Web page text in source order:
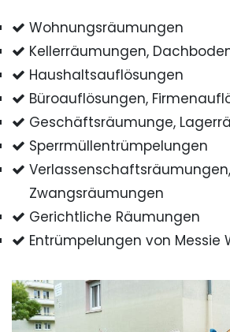
Wohnungsräumungen
Kellerräumungen,
Haushaltsauflösungen
Büroauflösungen,
Geschäftsräumunge,
Sperrmüllentrümpelungen
Verlassenschaftsräumungen,
Zwangsräumungen
Gerichtliche Räumungen
Entrümpelungen von Messie